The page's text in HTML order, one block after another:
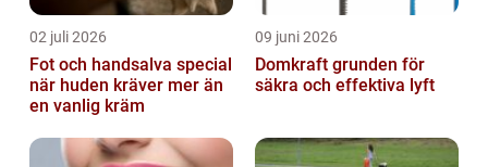
02 juli 2026
Fot och handsalva special
när huden kräver mer än
en vanlig kräm
09 juni 2026
Domkraft grunden för
säkra och effektiva lyft